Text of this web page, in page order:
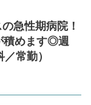
急性期病院！
積めます◎週
常勤）